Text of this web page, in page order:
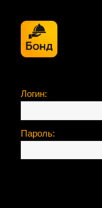
Логин:
Пароль: